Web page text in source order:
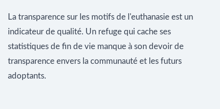
La transparence sur les motifs de l'euthanasie est un
indicateur de qualité. Un refuge qui cache ses
statistiques de fin de vie manque à son devoir de
transparence envers la communauté et les futurs
adoptants.